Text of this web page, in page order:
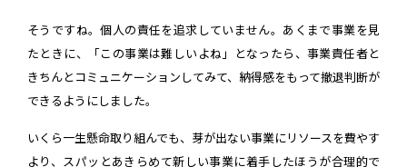
そうですね。個人の責任を追求していません。あくまで事業を見
たときに、「この事業は難しいよね」となったら、事業責任者と
きちんとコミュニケーションしてみて、納得感をもって撤退判断が
できるようにしました。
いくら一生懸命取り組んでも、芽が出ない事業にリソースを費やす
より、スパッとあきらめて新しい事業に着手したほうが合理的で